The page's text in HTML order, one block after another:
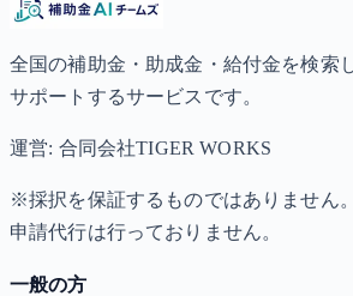
全国の補助金・助成金・給付金を検索
サポートするサービスです。
運営: 合同会社TIGER WORKS
※採択を保証するものではありません。
申請代行は行っておりません。
一般の方